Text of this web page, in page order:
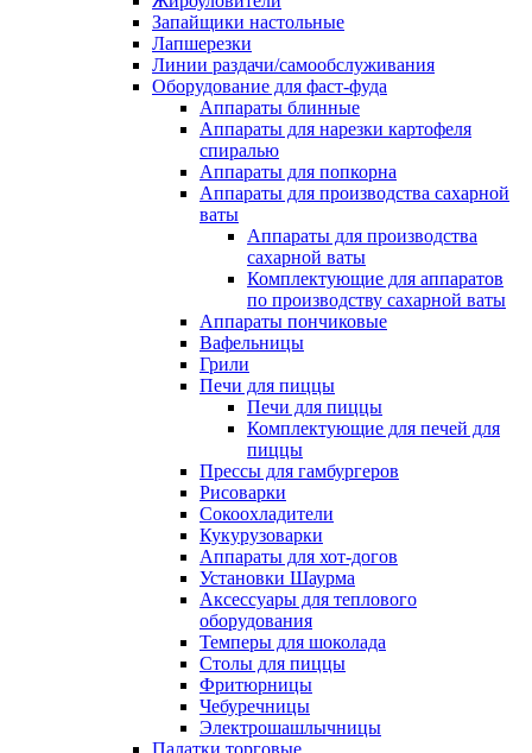
Запайщики настольные
Лапшерезки
Линии раздачи/самообслуживания
Оборудование для фаст-фуда
Аппараты блинные
Аппараты для нарезки картофеля
спиралью
Аппараты для попкорна
Аппараты для производства сахарной
ваты
Аппараты для производства
сахарной ваты
Комплектующие для аппаратов
по производству сахарной ваты
Аппараты пончиковые
Вафельницы
Грили
Печи для пиццы
Печи для пиццы
Комплектующие для печей для
пиццы
Прессы для гамбургеров
Рисоварки
Сокоохладители
Кукурузоварки
Аппараты для хот-догов
Установки Шаурма
Аксессуары для теплового
оборудования
Темперы для шоколада
Столы для пиццы
Фритюрницы
Чебуречницы
Электрошашлычницы
Палатки торговые